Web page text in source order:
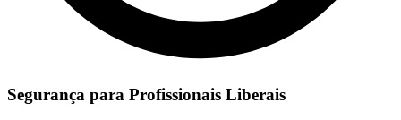
Segurança para Profissionais Liberais